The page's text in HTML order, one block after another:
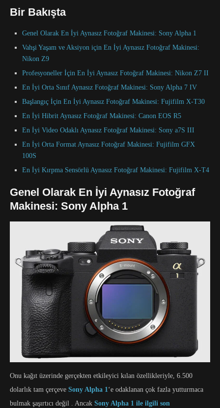
Bir Bakışta
Genel Olarak En İyi Aynasız Fotoğraf Makinesi: Sony Alpha 1
Vahşi Yaşam ve Aksiyon için En İyi Aynasız Fotoğraf Makinesi:
Nikon Z9
Profesyoneller İçin En İyi Aynasız Fotoğraf Makinesi: Nikon Z7 II
En İyi Orta Sınıf Aynasız Fotoğraf Makinesi: Sony Alpha 7 IV
Başlangıç ​​İçin En İyi Aynasız Fotoğraf Makinesi: Fujifilm X-T30
En İyi Hibrit Aynasız Fotoğraf Makinesi: Canon EOS R5
En İyi Video Odaklı Aynasız Fotoğraf Makinesi: Sony a7S III
En İyi Orta Format Aynasız Fotoğraf Makinesi: Fujifilm GFX
100S
En İyi Kırpma Sensörlü Aynasız Fotoğraf Makinesi: Fujifilm X-T4
Genel Olarak En İyi Aynasız Fotoğraf
Makinesi: Sony Alpha 1
Onu kağıt üzerinde gerçekten etkileyici kılan özellikleriyle, 6.500
dolarlık tam çerçeve Sony Alpha 1‘e odaklanan çok fazla yutturmaca
bulmak şaşırtıcı değil . Ancak Sony Alpha 1 ile ilgili son